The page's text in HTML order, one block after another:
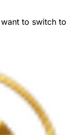
to switch to